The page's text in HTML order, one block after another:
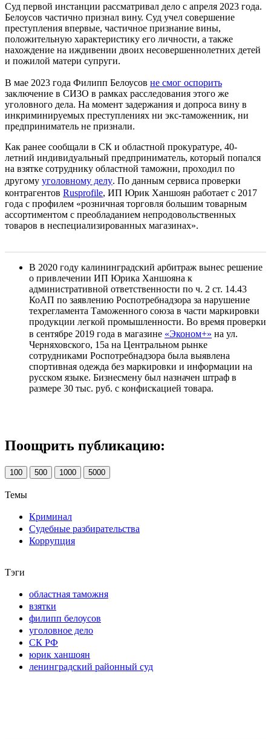
Суд первой инстанции рассматривал дело с апреля 2023 года.
Белоусов частично признал вину. Суд учел совершение
преступления впервые, частичное признание вины,
положительную характеристику его личности, а также
нахождение на иждивении двоих несовершеннолетних детей
и пожилой матери супруги.
В мае 2023 года Филипп Белоусов не смог оспорить
заключение в СИЗО в рамках расследования этого же
уголовного дела. На момент задержания и допроса вину в
инкриминируемых преступлениях ни экс-таможенник, ни
предприниматель не признали.
Как ранее сообщали в СК и областной прокуратуре, 40-
летний индивидуальный предприниматель, который попался
на взятке сотруднику областной таможни, проходил по
другому уголовному делу. По данным сервиса проверки
контрагентов Rusprofile, ИП Юрик Ханшоян работает с 2017
года с профилем «розничная торговля большим товарным
ассортиментом с преобладанием непродовольственных
товаров в неспециализированных магазинах».
В 2020 году калининградский арбитраж вынес решение
о привлечении ИП Юрика Ханшояна к
административной ответственности по ч. 2 ст. 14.43
КоАП по заявлению Роспотребнадзора за нарушение
техрегламента Таможенного союза в части маркировки
продукции легкой промышленности. Во время проверки
в сентябре 2019 года в магазине «Эконом+» на ул.
Черняховского, 15а на Центральном рынке
сотрудниками Роспотребнадзора была выявлена
спортивная одежда без маркировки и информации на
русском языке. Бизнесмену был назначен штраф в
размере 30 тыс. руб. с конфискацией товара.
Поощрить публикацию:
100 500 1000 5000
Темы
Криминал
Судебные разбирательства
Коррупция
Тэги
областная таможня
взятки
филипп белоусов
уголовное дело
СК РФ
юрик ханшоян
ленинградский районный суд